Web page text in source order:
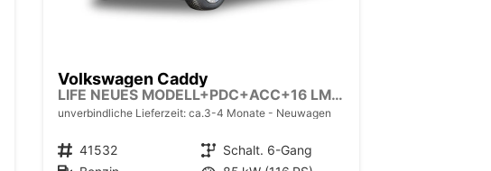
Volkswagen Caddy
LIFE NEUES MODELL+PDC+ACC+16 LM+LANE ASSIST
unverbindliche Lieferzeit: ca.3-4 Monate Neuwagen
Fahrzeugnr. 41532 Getriebe Schalt. 6-Gang